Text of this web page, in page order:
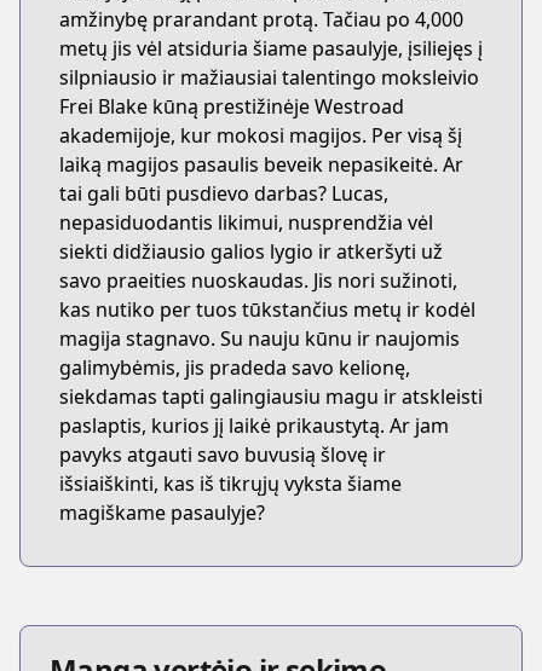
amžinybę prarandant protą. Tačiau po 4,000
metų jis vėl atsiduria šiame pasaulyje, įsiliejęs į
silpniausio ir mažiausiai talentingo moksleivio
Frei Blake kūną prestižinėje Westroad
akademijoje, kur mokosi magijos. Per visą šį
laiką magijos pasaulis beveik nepasikeitė. Ar
tai gali būti pusdievo darbas? Lucas,
nepasiduodantis likimui, nusprendžia vėl
siekti didžiausio galios lygio ir atkeršyti už
savo praeities nuoskaudas. Jis nori sužinoti,
kas nutiko per tuos tūkstančius metų ir kodėl
magija stagnavo. Su nauju kūnu ir naujomis
galimybėmis, jis pradeda savo kelionę,
siekdamas tapti galingiausiu magu ir atskleisti
paslaptis, kurios jį laikė prikaustytą. Ar jam
pavyks atgauti savo buvusią šlovę ir
išsiaiškinti, kas iš tikrųjų vyksta šiame
magiškame pasaulyje?